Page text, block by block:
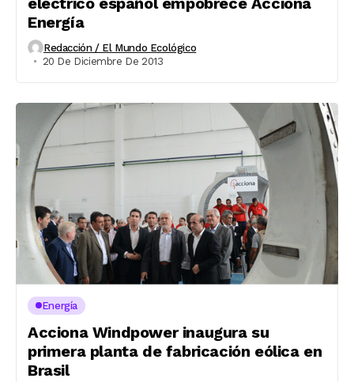
Energía
Redacción / El Mundo Ecológico
20 De Diciembre De 2013
Energía
Acciona Windpower inaugura su
primera planta de fabricación eólica en
Brasil